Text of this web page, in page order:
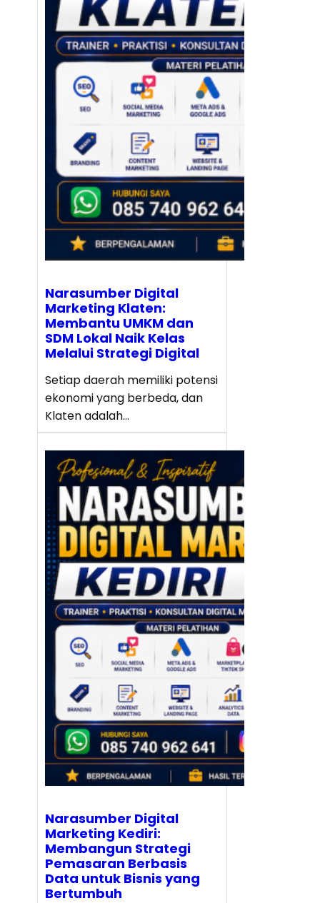
Narasumber Digital
Marketing Klaten:
Membantu UMKM dan
SDM Lokal Naik Kelas
Melalui Strategi Digital
Setiap daerah memiliki potensi
ekonomi yang berbeda, dan
Klaten adalah…
Narasumber Digital
Marketing Kediri:
Membangun Strategi
Pemasaran Berbasis
Data untuk Bisnis yang
Bertumbuh